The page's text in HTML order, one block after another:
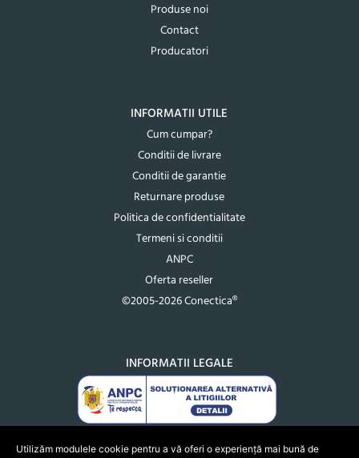
Produse noi
Contact
Producatori
INFORMATII UTILE
Cum cumpar?
Conditii de livrare
Conditii de garantie
Returnare produse
Politica de confidentialitate
Termeni si conditii
ANPC
Oferta reseller
©2005-2026 Conectica®
INFORMATII LEGALE
Utilizăm modulele cookie pentru a vă oferi o experiență mai bună de